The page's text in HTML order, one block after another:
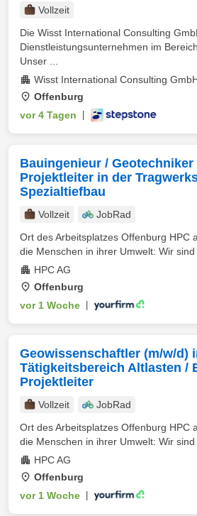
Vollzeit
Die Wisst International Consulting
Dienstleistungsunternehmen im
Unser ...
Wisst International Consulting
Offenburg
vor 4 Tagen
Bauingenieur / Geotechniker
Projektleiter in der
Spezialtiefbau
Vollzeit
JobRad
Ort des Arbeitsplatzes Offenburg HPC
die Menschen in ihrer Umwelt: Wir sind
HPC AG
Offenburg
vor 1 Woche
Geowissenschaftler (m/w/d)
Tätigkeitsbereich Altlasten /
Projektleiter
Vollzeit
JobRad
Ort des Arbeitsplatzes Offenburg HPC
die Menschen in ihrer Umwelt: Wir sind
HPC AG
Offenburg
vor 1 Woche